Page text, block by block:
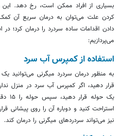
بسیاری از افراد ممکن است، رخ دهد. این
کردن علت می‌توان به درمان سریع آن
دادن اقدامات ساده سردرد را درمان کرد؛
می‌پردازیم:
استفاده از کمپرس آب سرد
به منظور درمان سردرد میگرنی می‌توانید
قرار دهید، اگر کمپرس آب سرد در منزل
استراحت کنید و دوباره آن را روی پیشانی
نیز می‌تواند سردردهای میگرنی را درمان کند.